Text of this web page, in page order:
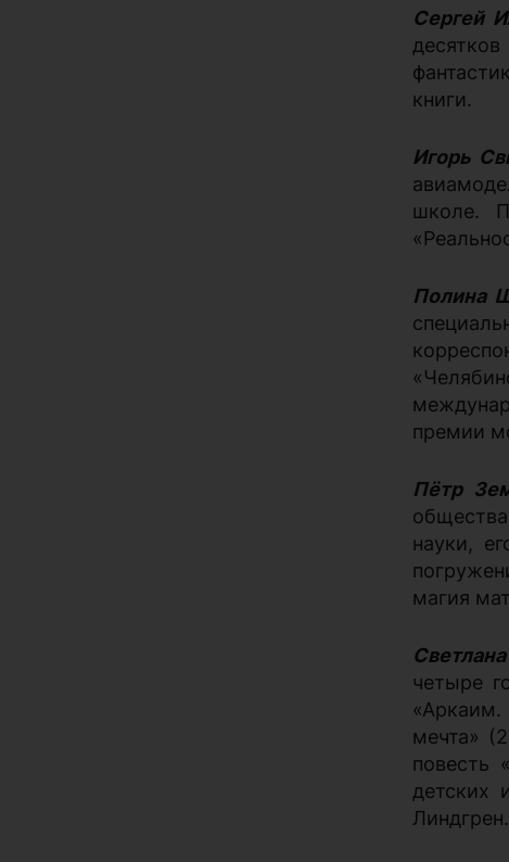
Сергей
книги.
Игорь
школе.
Полина
премии
Пётр
науки,
магия
четыре
«Аркаим.
мечта»
повесть
детских
Линдгрен.